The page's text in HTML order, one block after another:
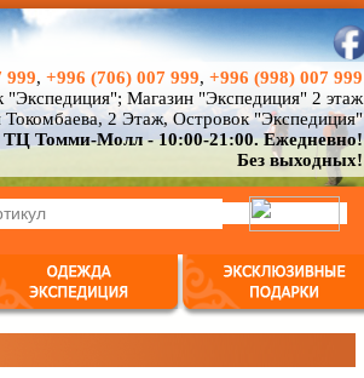
999, +996 (706) 007 999, +996 (998) 007 999
Магазин "Экспедиция" 2 этаж
2 Этаж, Островок "Экспедиция"
Томми-Молл - 10:00-21:00. Ежедневно!
Без выходных!